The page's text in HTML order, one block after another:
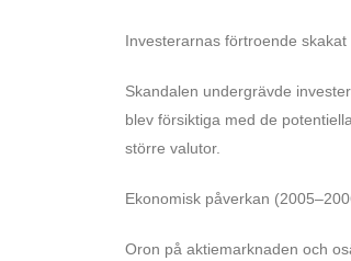
Investerarnas förtroende
Skandalen undergrävde
blev försiktiga med de
större valutor.
Ekonomisk påverkan
Oron på aktiemarknaden och